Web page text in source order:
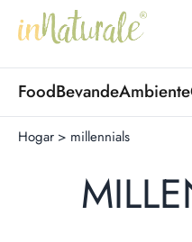
FoodBevandeAmbiente
Hogar > millennials